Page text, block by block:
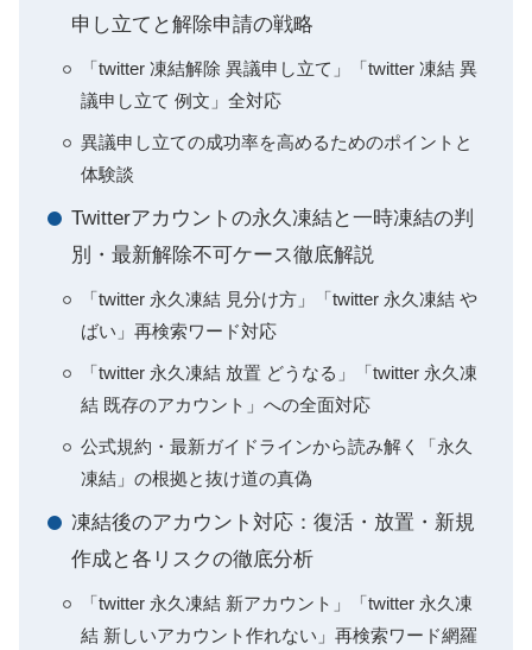
申し立てと解除申請の戦略
「twitter 凍結解除 異議申し立て」「twitter 凍結 異
議申し立て 例文」全対応
異議申し立ての成功率を高めるためのポイントと
体験談
Twitterアカウントの永久凍結と一時凍結の判
別・最新解除不可ケース徹底解説
「twitter 永久凍結 見分け方」「twitter 永久凍結 や
ばい」再検索ワード対応
「twitter 永久凍結 放置 どうなる」「twitter 永久凍
結 既存のアカウント」への全面対応
公式規約・最新ガイドラインから読み解く「永久
凍結」の根拠と抜け道の真偽
凍結後のアカウント対応：復活・放置・新規
作成と各リスクの徹底分析
「twitter 永久凍結 新アカウント」「twitter 永久凍
結 新しいアカウント作れない」再検索ワード網羅